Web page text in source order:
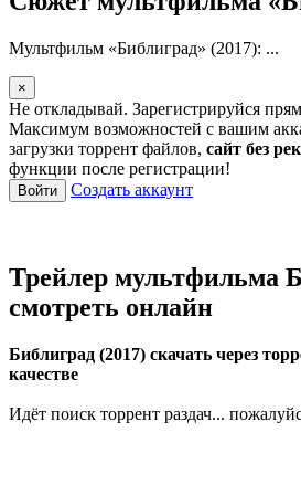
Мультфильм «Библиград» (2017): ...
×
Не откладывай. Зарегистрируйся
Максимум возможностей с вашим
загрузки торрент файлов, сайт без
функции после регистрации!
Войти Создать аккаунт
Трейлер мультфильма
смотреть онлайн
Библиград (2017) скачать через
качестве
Идёт поиск торрент раздач...